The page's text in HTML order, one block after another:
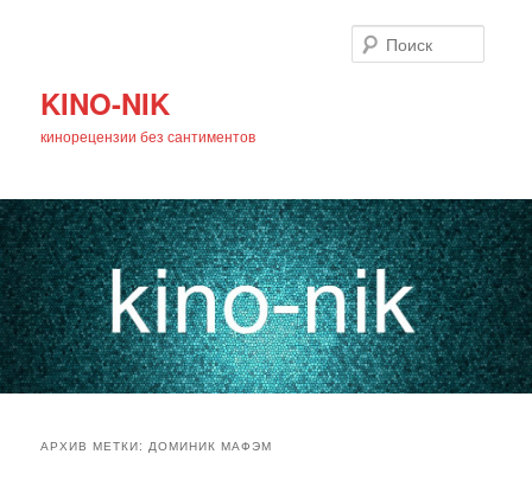
KINO-NIK
кинорецензии без сантиментов
АРХИВ МЕТКИ:ДОМИНИК МАФЭМ